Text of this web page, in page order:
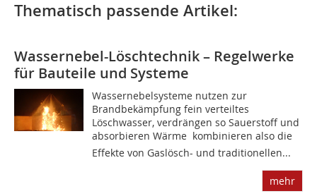
Thematisch passende Artikel:
Wassernebel-Löschtechnik – Regelwerke
für Bauteile und Systeme
Wassernebelsysteme nutzen zur
Brandbekämpfung fein verteiltes
Löschwasser, verdrängen so Sauerstoff und
absorbieren Wärme  kombinieren also die
Effekte von Gaslösch- und traditionellen...
mehr